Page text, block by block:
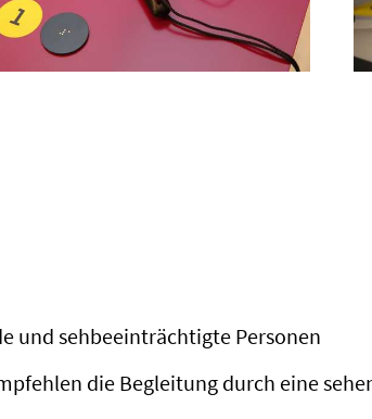
und sehbeeinträchtigte Personen
die Begleitung durch eine